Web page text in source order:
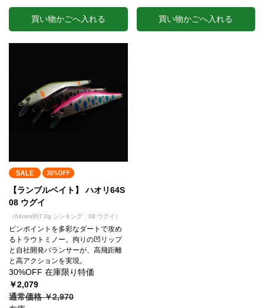
買い物かごへ入れる 買い物かごへ入れる
【ランブルベイト】 ハオリ64S
08 ウグイ
（64mm/約7.0g シンキング 08 ウグイ）
ピンポイントを多彩なダートで攻め
るトラウトミノー。拘りの凹リップ
と自社開発バランサーが、高飛距離
と高アクションを実現。
30%OFF 在庫限り特価
￥2,079
通常価格 ￥2,970